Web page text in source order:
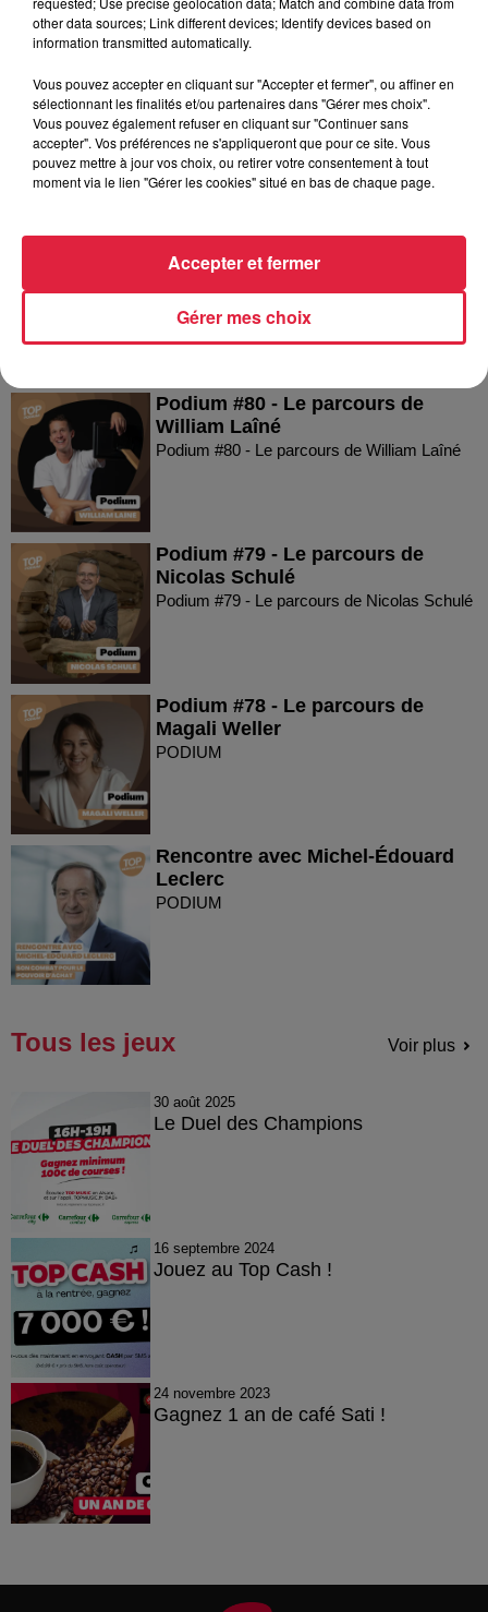
l’après Euro-Mir
Dans la même série
Podium #82 - Le parcours de
Bruno Dinel
Podium #82 - Le parcours de Bruno Dinel
Podium #80 - Le parcours de
William Laîné
Podium #80 - Le parcours de William Laîné
Podium #79 - Le parcours de
Nicolas Schulé
Podium #79 - Le parcours de Nicolas Schulé
Podium #78 - Le parcours de
Magali Weller
PODIUM
Rencontre avec Michel-Édouard
Leclerc
PODIUM
Tous les jeux Voir plus
30 août 2025
Le Duel des Champions
16 septembre 2024
Jouez au Top Cash !
24 novembre 2023
Gagnez 1 an de café Sati !
other data sources; Link different devices; Identify devices based on
information transmitted automatically.
Vous pouvez accepter en cliquant sur "Accepter et fermer", ou affiner en
sélectionnant les finalités et/ou partenaires dans "Gérer mes choix".
Vous pouvez également refuser en cliquant sur "Continuer sans
accepter". Vos préférences ne s'appliqueront que pour ce site. Vous
pouvez mettre à jour vos choix, ou retirer votre consentement à tout
moment via le lien "Gérer les cookies" situé en bas de chaque page.
Gérer mes choix
Accepter et fermer